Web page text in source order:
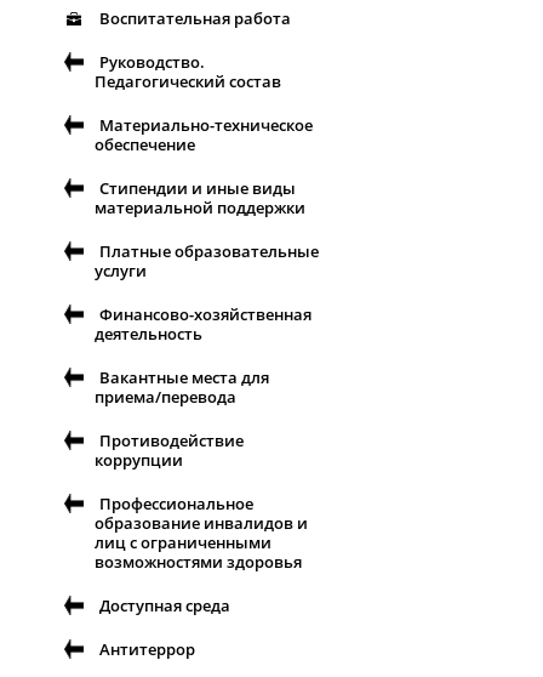
Воспитательная работа
Руководство.
Педагогический состав
Материально-техническое
обеспечение
Стипендии и иные виды
материальной поддержки
Платные образовательные
услуги
Финансово-хозяйственная
деятельность
Вакантные места для
приема/перевода
Противодействие
коррупции
Профессиональное
образование инвалидов и
лиц с ограниченными
возможностями здоровья
Доступная среда
Антитеррор